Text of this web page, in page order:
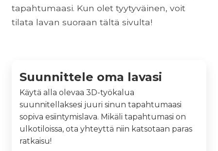
tapahtumaasi. Kun olet tyytyväinen, voit
tilata lavan suoraan tältä sivulta!
Suunnittele oma lavasi
Käytä alla olevaa 3D-työkalua
suunnitellaksesi juuri sinun tapahtumaasi
sopiva esiintymislava. Mikäli tapahtumasi on
ulkotiloissa, ota yhteyttä niin katsotaan paras
ratkaisu!